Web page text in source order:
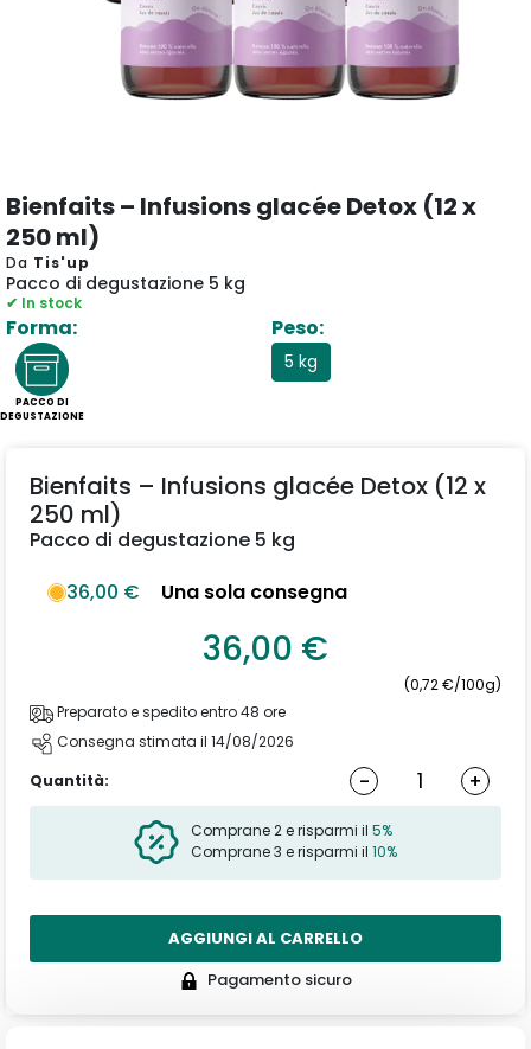
Bienfaits – Infusions glacée Detox (12 x
250 ml)
Da Tis'up
Pacco di degustazione 5 kg
✔ In stock
Forma:
PACCO DI
DEGUSTAZIONE
Peso:
5 kg
Bienfaits – Infusions glacée Detox (12 x
250 ml)
Pacco di degustazione 5 kg
36,00 €
Una sola consegna
36,00 €
(0,72 €/100g)
Preparato e spedito entro 48 ore
Consegna stimata il 14/08/2026
Quantità:
- +
Comprane 2 e risparmi il 5%
Comprane 3 e risparmi il 10%
AGGIUNGI AL CARRELLO
Pagamento sicuro